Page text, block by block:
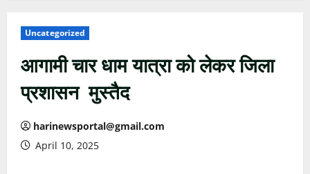
Uncategorized
आगामी चार धाम यात्रा को लेकर जिला
प्रशासन मुस्तैद
harinewsportal@gmail.com
April 10, 2025